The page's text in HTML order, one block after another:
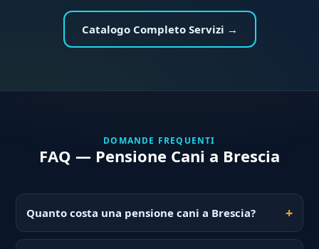
Catalogo Completo Servizi →
DOMANDE FREQUENTI
FAQ — Pensione Cani a Brescia
Quanto costa una pensione cani a Brescia?